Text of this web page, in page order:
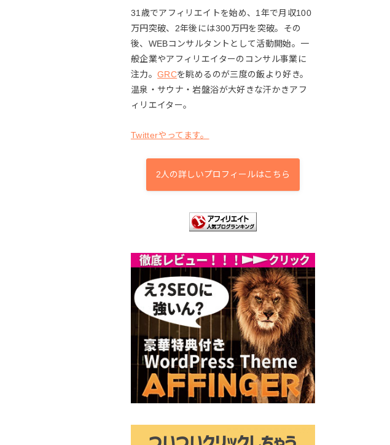
31歳でアフィリエイトを始め、1年で月収100
万円突破、2年後には300万円を突破。その
後、WEBコンサルタントとして活動開始。一
般企業やアフィリエイターのコンサル事業に
注力。GRCを眺めるのが三度の飯より好き。
温泉・サウナ・岩盤浴が大好きな汗かきアフ
ィリエイター。
Twitterやってます。
2人の詳しいプロフィールはこちら